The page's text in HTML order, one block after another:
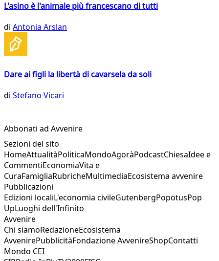
L'asino è l'animale più francescano di tutti
di Antonia Arslan
Dare ai figli la libertà di cavarsela da soli
di Stefano Vicari
Abbonati ad Avvenire
Sezioni del sito
HomeAttualitàPoliticaMondoAgoràPodcastChiesaIdee e
CommentiEconomiaVita e
CuraFamigliaRubricheMultimediaEcosistema avvenire
Pubblicazioni
Edizioni localiL'economia civileGutenbergPopotusPop
UpLuoghi dell'Infinito
Avvenire
Chi siamoRedazioneEcosistema
AvvenirePubblicitàFondazione AvvenireShopContatti
Mondo CEI